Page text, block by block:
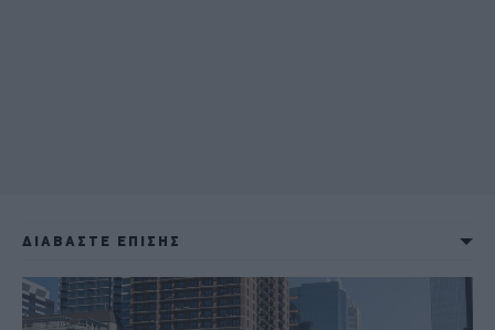
ΔΙΑΒΑΣΤΕ ΕΠΙΣΗΣ